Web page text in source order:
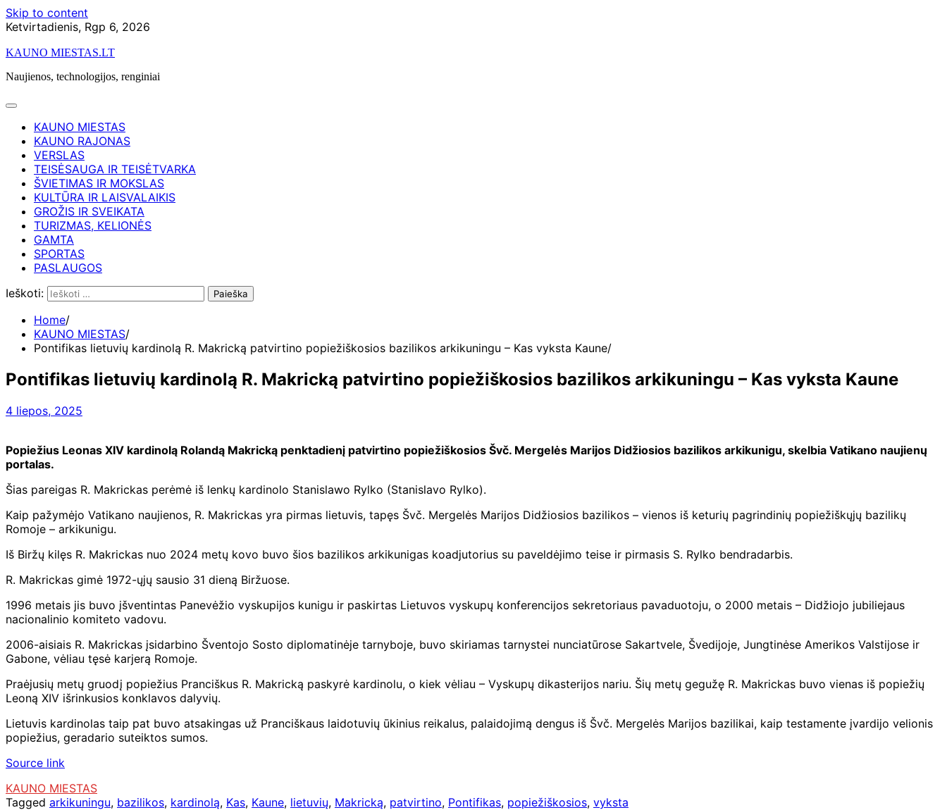
Skip to content
Ketvirtadienis, Rgp 6, 2026
KAUNO MIESTAS.LT
Naujienos, technologijos, renginiai
KAUNO MIESTAS
KAUNO RAJONAS
VERSLAS
TEISĖSAUGA IR TEISĖTVARKA
ŠVIETIMAS IR MOKSLAS
KULTŪRA IR LAISVALAIKIS
GROŽIS IR SVEIKATA
TURIZMAS, KELIONĖS
GAMTA
SPORTAS
PASLAUGOS
Ieškoti:
Home
KAUNO MIESTAS
Pontifikas lietuvių kardinolą R. Makricką patvirtino popiežiškosios bazilikos arkikuningu – Kas vyksta Kaune
Pontifikas lietuvių kardinolą R. Makricką patvirtino popiežiškosios bazilikos arkikuningu – Kas vyksta Kaune
4 liepos, 2025
Popiežius Leonas XIV kardinolą Rolandą Makricką penktadienį patvirtino popiežiškosios Švč. Mergelės Marijos Didžiosios bazilikos arkikunigu, skelbia Vatikano naujienų
portalas.
Šias pareigas R. Makrickas perėmė iš lenkų kardinolo Stanislawo Rylko (Stanislavo Rylko).
Kaip pažymėjo Vatikano naujienos, R. Makrickas yra pirmas lietuvis, tapęs Švč. Mergelės Marijos Didžiosios bazilikos – vienos iš keturių pagrindinių popiežiškųjų bazilikų
Romoje – arkikunigu.
Iš Biržų kilęs R. Makrickas nuo 2024 metų kovo buvo šios bazilikos arkikunigas koadjutorius su paveldėjimo teise ir pirmasis S. Rylko bendradarbis.
R. Makrickas gimė 1972-ųjų sausio 31 dieną Biržuose.
1996 metais jis buvo įšventintas Panevėžio vyskupijos kunigu ir paskirtas Lietuvos vyskupų konferencijos sekretoriaus pavaduotoju, o 2000 metais – Didžiojo jubiliejaus
nacionalinio komiteto vadovu.
2006-aisiais R. Makrickas įsidarbino Šventojo Sosto diplomatinėje tarnyboje, buvo skiriamas tarnystei nunciatūrose Sakartvele, Švedijoje, Jungtinėse Amerikos Valstijose ir
Gabone, vėliau tęsė karjerą Romoje.
Praėjusių metų gruodį popiežius Pranciškus R. Makricką paskyrė kardinolu, o kiek vėliau – Vyskupų dikasterijos nariu. Šių metų gegužę R. Makrickas buvo vienas iš popiežių
Leoną XIV išrinkusios konklavos dalyvių.
Lietuvis kardinolas taip pat buvo atsakingas už Pranciškaus laidotuvių ūkinius reikalus, palaidojimą dengus iš Švč. Mergelės Marijos bazilikai, kaip testamente įvardijo velionis
popiežius, geradario suteiktos sumos.
Source link
KAUNO MIESTAS
Tagged arkikuningu, bazilikos, kardinolą, Kas, Kaune, lietuvių, Makricką, patvirtino, Pontifikas, popiežiškosios, vyksta